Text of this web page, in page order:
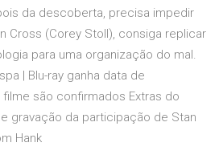
da descoberta, precisa impedir
Cross (Corey Stoll), consiga replicar
para uma organização do mal.
| Blu-ray ganha data de
são confirmados Extras do
gravação da participação de Stan
Hank